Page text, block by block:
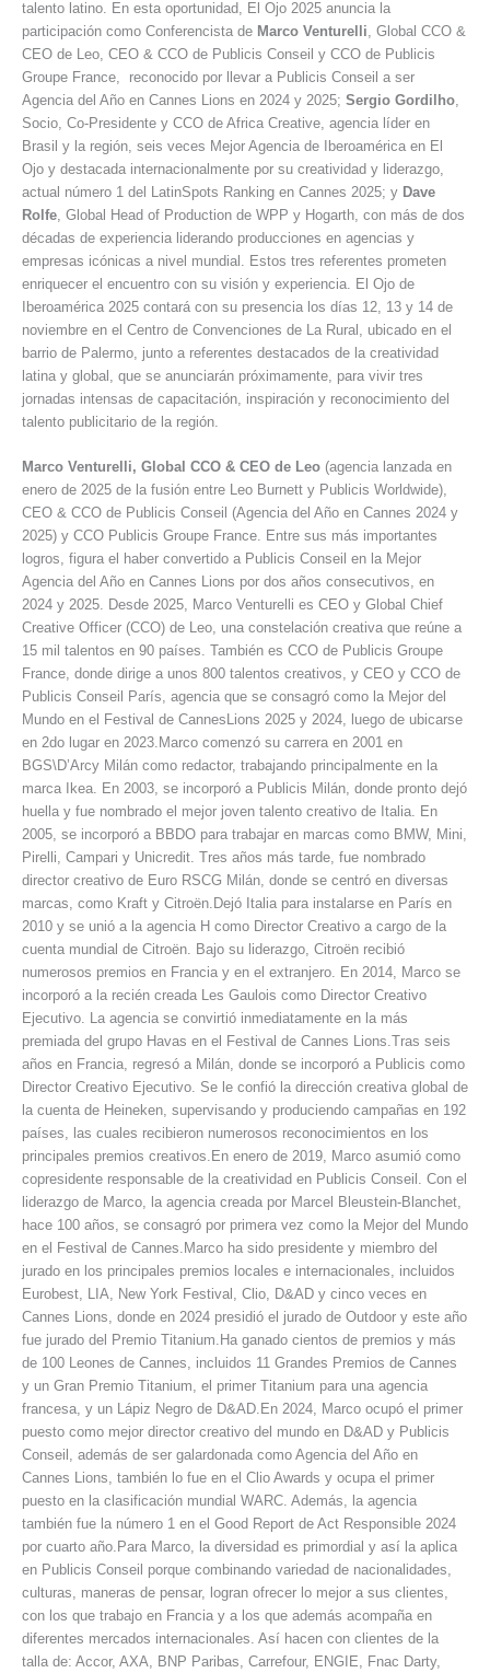
talento latino. En esta oportunidad, El Ojo 2025 anuncia la
participación como Conferencista de Marco Venturelli, Global CCO &
CEO de Leo, CEO & CCO de Publicis Conseil y CCO de Publicis
Groupe France, reconocido por llevar a Publicis Conseil a ser
Agencia del Año en Cannes Lions en 2024 y 2025; Sergio Gordilho,
Socio, Co-Presidente y CCO de Africa Creative, agencia líder en
Brasil y la región, seis veces Mejor Agencia de Iberoamérica en El
Ojo y destacada internacionalmente por su creatividad y liderazgo,
actual número 1 del LatinSpots Ranking en Cannes 2025; y Dave
Rolfe, Global Head of Production de WPP y Hogarth, con más de dos
décadas de experiencia liderando producciones en agencias y
empresas icónicas a nivel mundial. Estos tres referentes prometen
enriquecer el encuentro con su visión y experiencia. El Ojo de
Iberoamérica 2025 contará con su presencia los días 12, 13 y 14 de
noviembre en el Centro de Convenciones de La Rural, ubicado en el
barrio de Palermo, junto a referentes destacados de la creatividad
latina y global, que se anunciarán próximamente, para vivir tres
jornadas intensas de capacitación, inspiración y reconocimiento del
talento publicitario de la región.
Marco Venturelli, Global CCO & CEO de Leo (agencia lanzada en
enero de 2025 de la fusión entre Leo Burnett y Publicis Worldwide),
CEO & CCO de Publicis Conseil (Agencia del Año en Cannes 2024 y
2025) y CCO Publicis Groupe France. Entre sus más importantes
logros, figura el haber convertido a Publicis Conseil en la Mejor
Agencia del Año en Cannes Lions por dos años consecutivos, en
2024 y 2025. Desde 2025, Marco Venturelli es CEO y Global Chief
Creative Officer (CCO) de Leo, una constelación creativa que reúne a
15 mil talentos en 90 países. También es CCO de Publicis Groupe
France, donde dirige a unos 800 talentos creativos, y CEO y CCO de
Publicis Conseil París, agencia que se consagró como la Mejor del
Mundo en el Festival de CannesLions 2025 y 2024, luego de ubicarse
en 2do lugar en 2023.Marco comenzó su carrera en 2001 en
BGS\D’Arcy Milán como redactor, trabajando principalmente en la
marca Ikea. En 2003, se incorporó a Publicis Milán, donde pronto dejó
huella y fue nombrado el mejor joven talento creativo de Italia. En
2005, se incorporó a BBDO para trabajar en marcas como BMW, Mini,
Pirelli, Campari y Unicredit. Tres años más tarde, fue nombrado
director creativo de Euro RSCG Milán, donde se centró en diversas
marcas, como Kraft y Citroën.Dejó Italia para instalarse en París en
2010 y se unió a la agencia H como Director Creativo a cargo de la
cuenta mundial de Citroën. Bajo su liderazgo, Citroën recibió
numerosos premios en Francia y en el extranjero. En 2014, Marco se
incorporó a la recién creada Les Gaulois como Director Creativo
Ejecutivo. La agencia se convirtió inmediatamente en la más
premiada del grupo Havas en el Festival de Cannes Lions.Tras seis
años en Francia, regresó a Milán, donde se incorporó a Publicis como
Director Creativo Ejecutivo. Se le confió la dirección creativa global de
la cuenta de Heineken, supervisando y produciendo campañas en 192
países, las cuales recibieron numerosos reconocimientos en los
principales premios creativos.En enero de 2019, Marco asumió como
copresidente responsable de la creatividad en Publicis Conseil. Con el
liderazgo de Marco, la agencia creada por Marcel Bleustein-Blanchet,
hace 100 años, se consagró por primera vez como la Mejor del Mundo
en el Festival de Cannes.Marco ha sido presidente y miembro del
jurado en los principales premios locales e internacionales, incluidos
Eurobest, LIA, New York Festival, Clio, D&AD y cinco veces en
Cannes Lions, donde en 2024 presidió el jurado de Outdoor y este año
fue jurado del Premio Titanium.Ha ganado cientos de premios y más
de 100 Leones de Cannes, incluidos 11 Grandes Premios de Cannes
y un Gran Premio Titanium, el primer Titanium para una agencia
francesa, y un Lápiz Negro de D&AD.En 2024, Marco ocupó el primer
puesto como mejor director creativo del mundo en D&AD y Publicis
Conseil, además de ser galardonada como Agencia del Año en
Cannes Lions, también lo fue en el Clio Awards y ocupa el primer
puesto en la clasificación mundial WARC. Además, la agencia
también fue la número 1 en el Good Report de Act Responsible 2024
por cuarto año.Para Marco, la diversidad es primordial y así la aplica
en Publicis Conseil porque combinando variedad de nacionalidades,
culturas, maneras de pensar, logran ofrecer lo mejor a sus clientes,
con los que trabajo en Francia y a los que además acompaña en
diferentes mercados internacionales. Así hacen con clientes de la
talla de: Accor, AXA, BNP Paribas, Carrefour, ENGIE, Fnac Darty,